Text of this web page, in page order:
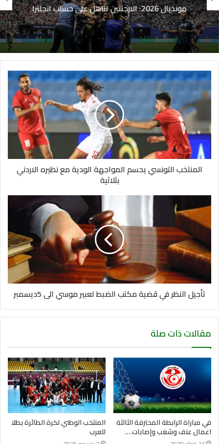
مونديال 2026: الارجنتين تتاهل على حساب انجلترا
المنتخب التونسي يحسم المواجهة الودية مع نظيره الاردني
بثلاثية
تأجيل النظر في قضية مكتب الضبط لعبير موسي الى 5ديسمبر
مقالات ذات صلة
في مباراة الرابطة المحترفة الثالثة
اعمال عنف وشغب وإصابات….
المنتخب الوطني لكرة الطائرة بطلا
للعرب